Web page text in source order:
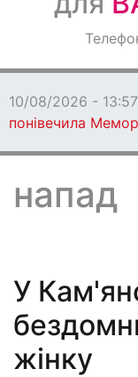
Оголошення
10/08/2026 - 13:50
здала Starlink
напад
У
жінку